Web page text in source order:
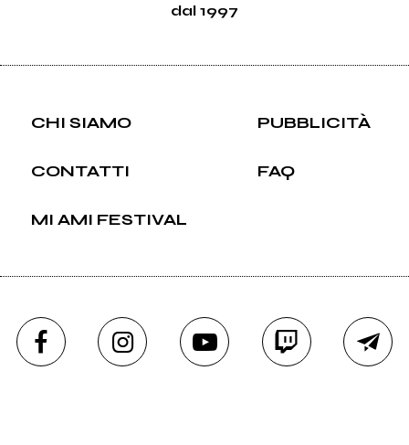
dal 1997
CHI SIAMO PUBBLICITÀ
CONTATTI FAQ
MI AMI FESTIVAL